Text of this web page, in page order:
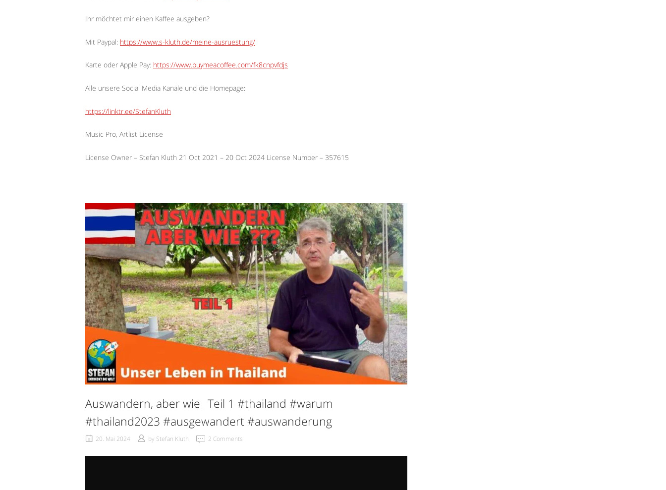
Ihr möchtet mir einen Kaffee ausgeben?
Mit Paypal: https://www.s-kluth.de/meine-ausruestung/
Karte oder Apple Pay: https://www.buymeacoffee.com/fk8cnpvfdjs
Alle unsere Social Media Kanäle und die Homepage:
https://linktr.ee/StefanKluth
Music Pro, Artlist License
License Owner – Stefan Kluth 21 Oct 2021 – 20 Oct 2024 License Number – 357615
Auswandern, aber wie_ Teil 1 #thailand #warum
#thailand2023 #ausgewandert #auswanderung
20. Mai 2024 by Stefan Kluth 2 Comments